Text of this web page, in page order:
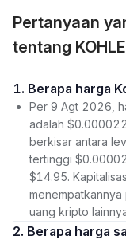
Pertanyaan
tentang
1. Berapa harga
Per 9 Agt 2026,
adalah
berkisar antara
tertinggi
$14.95.
uang kripto
2. Berapa harga